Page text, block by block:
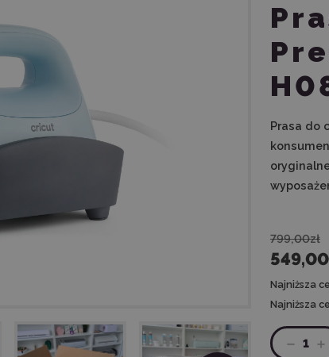
Prasa do
799,00zł
Najniższa
Najniższa
1